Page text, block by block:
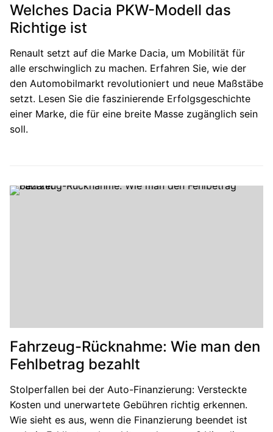
Welches Dacia PKW-Modell das
Richtige ist
Renault setzt auf die Marke Dacia, um Mobilität für
alle erschwinglich zu machen. Erfahren Sie, wie der
den Automobilmarkt revolutioniert und neue Maßstäbe
setzt. Lesen Sie die faszinierende Erfolgsgeschichte
einer Marke, die für eine breite Masse zugänglich sein
soll.
Fahrzeug-Rücknahme: Wie man den
Fehlbetrag bezahlt
Stolperfallen bei der Auto-Finanzierung: Versteckte
Kosten und unerwartete Gebühren richtig erkennen.
Wie sieht es aus, wenn die Finanzierung beendet ist